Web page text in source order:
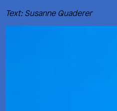
Text: Susanne Quaderer